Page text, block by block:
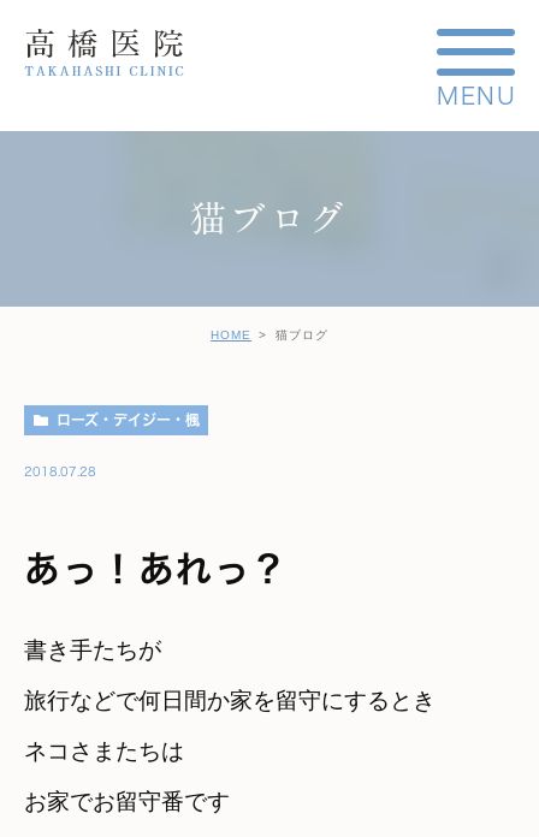
猫ブログ
HOME 猫ブログ
ローズ・デイジー・楓
2018.07.28
あっ！あれっ？
書き手たちが
旅行などで何日間か家を留守にするとき
ネコさまたちは
お家でお留守番です